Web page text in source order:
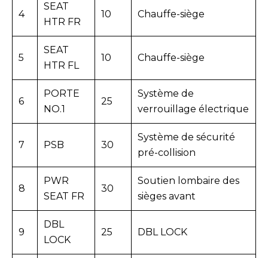
4
SEAT
HTR FR
10 Chauffe-siège
5
SEAT
HTR FL
10 Chauffe-siège
6
PORTE
NO.1
25
Système de
verrouillage électrique
7 PSB 30
Système de sécurité
pré-collision
8
PWR
SEAT FR
30
Soutien lombaire des
sièges avant
9
DBL
LOCK
25 DBL LOCK